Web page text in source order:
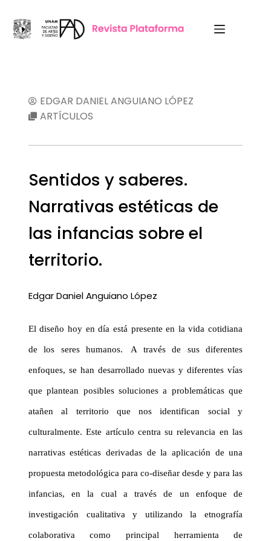
EDGAR DANIEL ANGUIANO LÓPEZ
ARTÍCULOS
Sentidos y saberes.
Narrativas estéticas de
las infancias sobre el
territorio.
Edgar Daniel Anguiano López
El diseño hoy en día está presente en la vida cotidiana
de los seres humanos. A través de sus diferentes
enfoques, se han desarrollado nuevas y diferentes vías
que plantean posibles soluciones a problemáticas que
atañen al territorio que nos identifican social y
culturalmente. Este artículo centra su relevancia en las
narrativas estéticas derivadas de la aplicación de una
propuesta metodológica para co-diseñardesde y para las
infancias, en la cual a través de un enfoque de
investigación cualitativa y utilizando la etnografía
colaborativa como principal herramienta de